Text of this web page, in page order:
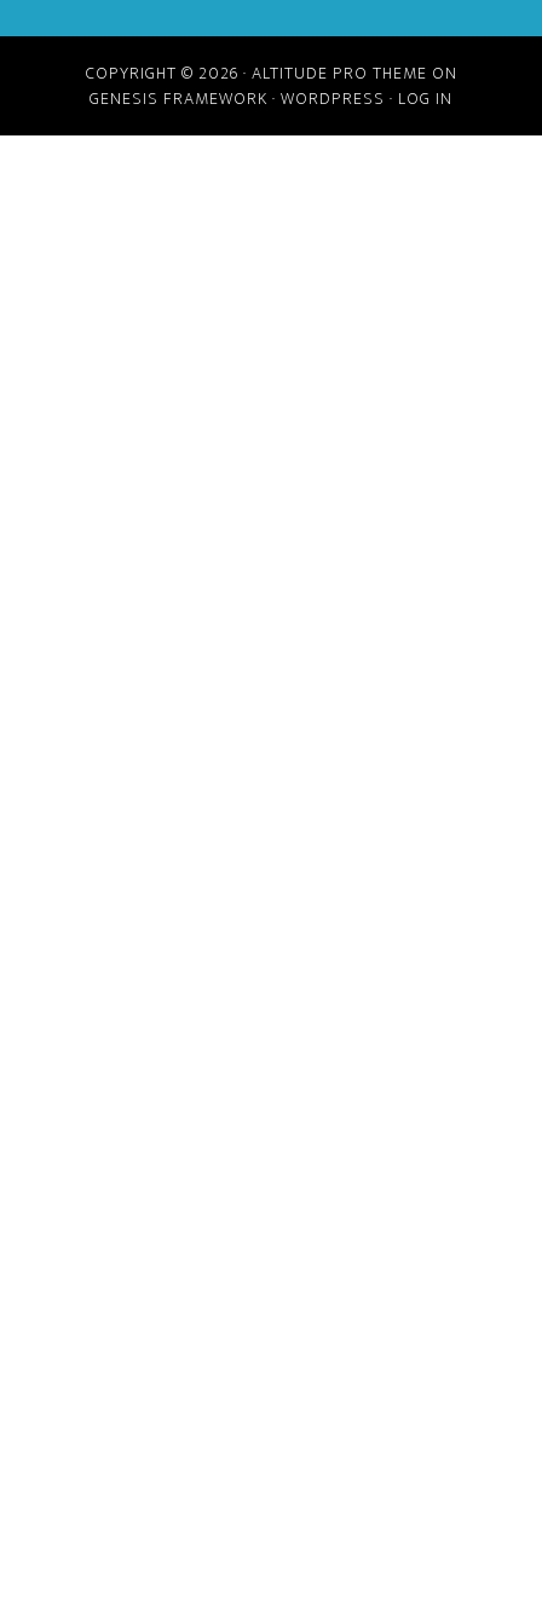
COPYRIGHT © 2026 · ALTITUDE PRO THEME ON
GENESIS FRAMEWORK · WORDPRESS · LOG IN